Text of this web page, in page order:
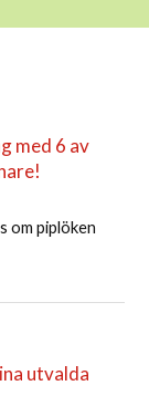
med 6 av
om piplöken
utvalda